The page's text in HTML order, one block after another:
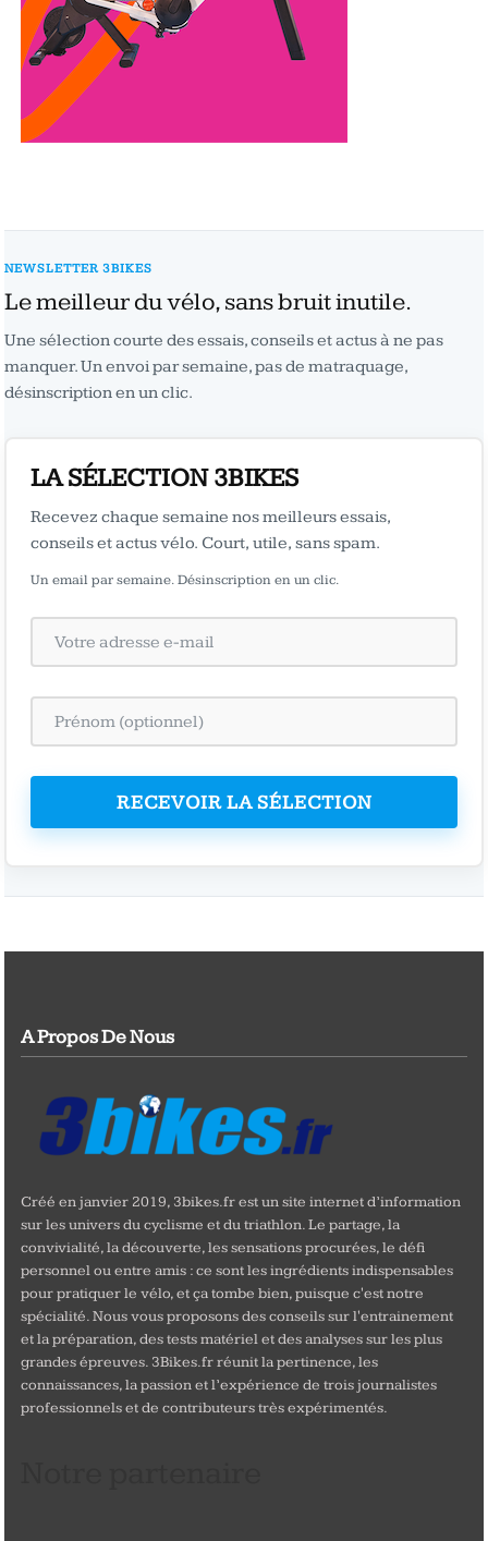
NEWSLETTER 3BIKES
Le meilleur du vélo, sans bruit inutile.
Une sélection courte des essais, conseils et actus à ne pas
manquer. Un envoi par semaine, pas de matraquage,
désinscription en un clic.
LA SÉLECTION 3BIKES
Recevez chaque semaine nos meilleurs essais,
conseils et actus vélo. Court, utile, sans spam.
Un email par semaine. Désinscription en un clic.
RECEVOIR LA SÉLECTION
A Propos De Nous
Créé en janvier 2019, 3bikes.fr est un site internet d’information
sur les univers du cyclisme et du triathlon. Le partage, la
convivialité, la découverte, les sensations procurées, le défi
personnel ou entre amis : ce sont les ingrédients indispensables
pour pratiquer le vélo, et ça tombe bien, puisque c'est notre
spécialité. Nous vous proposons des conseils sur l'entrainement
et la préparation, des tests matériel et des analyses sur les plus
grandes épreuves. 3Bikes.fr réunit la pertinence, les
connaissances, la passion et l’expérience de trois journalistes
professionnels et de contributeurs très expérimentés.